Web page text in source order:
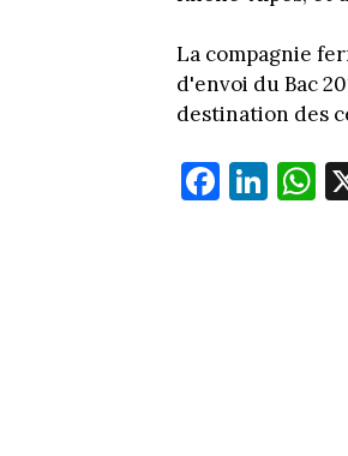
La compagnie
d'envoi du Bac
destination des
Fa
ce
Li
nk
W